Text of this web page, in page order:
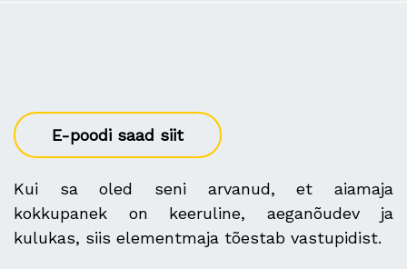
E-poodi saad siit
Kui sa oled seni arvanud, et aiamaja
kokkupanek on keeruline, aeganõudev ja
kulukas, siis elementmaja tõestab vastupidist.